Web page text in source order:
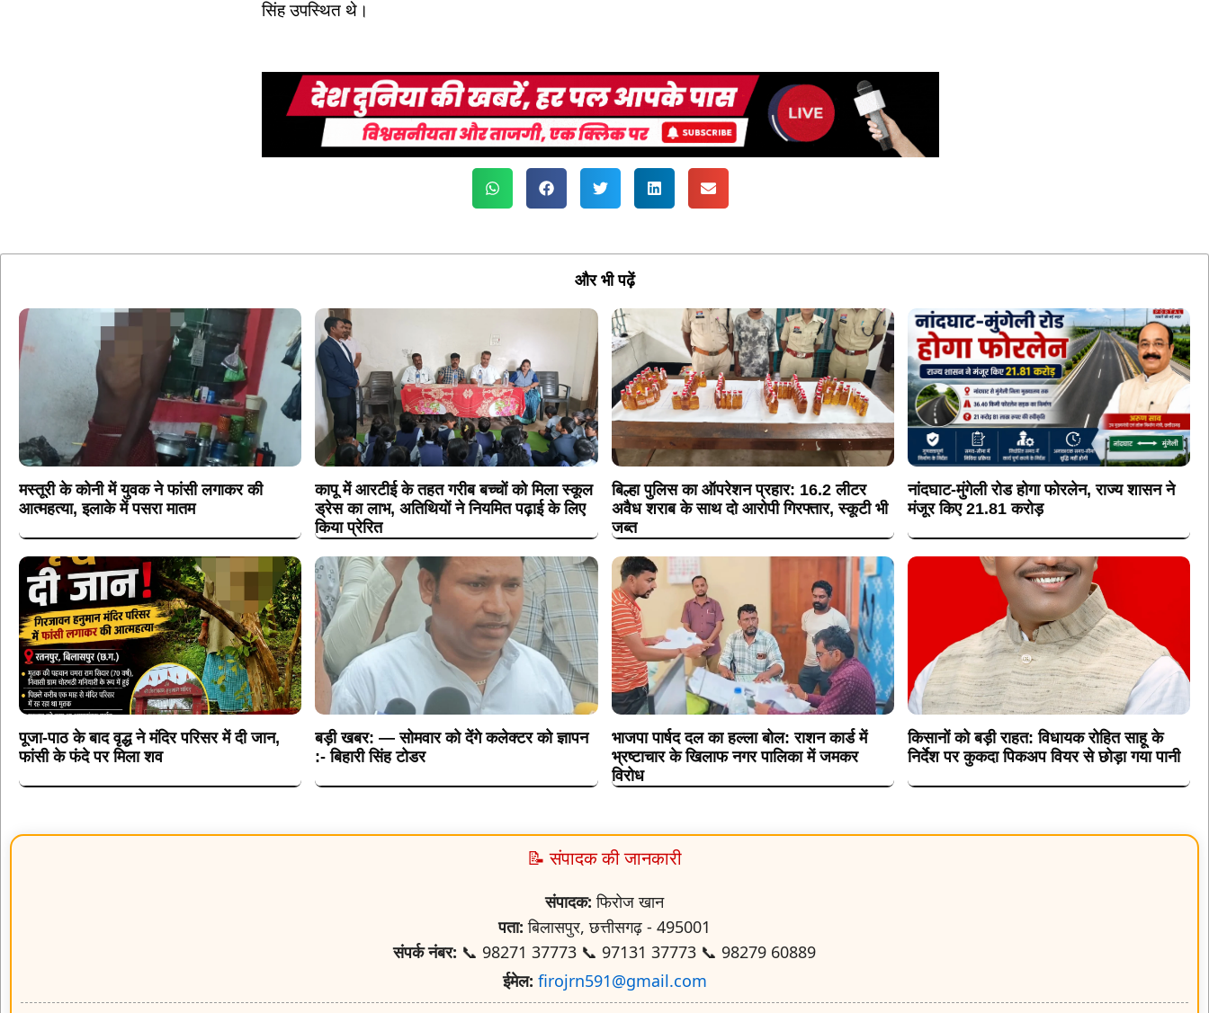
सिंह उपस्थित थे।
और भी पढ़ें
मस्तूरी के कोनी में युवक ने फांसी लगाकर की
आत्महत्या, इलाके में पसरा मातम
कापू में आरटीई के तहत गरीब बच्चों को मिला स्कूल
ड्रेस का लाभ, अतिथियों ने नियमित पढ़ाई के लिए
किया प्रेरित
बिल्हा पुलिस का ऑपरेशन प्रहार: 16.2 लीटर
अवैध शराब के साथ दो आरोपी गिरफ्तार, स्कूटी भी
जब्त
नांदघाट-मुंगेली रोड होगा फोरलेन, राज्य शासन ने
मंजूर किए 21.81 करोड़
पूजा-पाठ के बाद वृद्ध ने मंदिर परिसर में दी जान,
फांसी के फंदे पर मिला शव
बड़ी खबर: — सोमवार को देंगे कलेक्टर को ज्ञापन
:- बिहारी सिंह टोडर
भाजपा पार्षद दल का हल्ला बोल: राशन कार्ड में
भ्रष्टाचार के खिलाफ नगर पालिका में जमकर
विरोध
किसानों को बड़ी राहत: विधायक रोहित साहू के
निर्देश पर कुकदा पिकअप वियर से छोड़ा गया पानी
📝 संपादक की जानकारी
संपादक: फिरोज खान
पता: बिलासपुर, छत्तीसगढ़ - 495001
संपर्क नंबर: 📞 98271 37773 📞 97131 37773 📞 98279 60889
ईमेल: firojrn591@gmail.com